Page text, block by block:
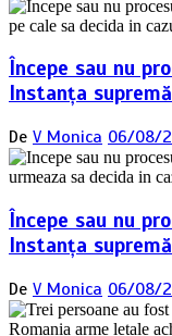
Începe sau nu
Instanța
De V Monica 06/08/
Începe sau nu
Instanța
De V Monica 06/08/